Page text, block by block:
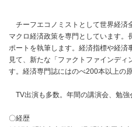
チーフエコノミストとして世界経済
マクロ経済政策を専門としています。
ポートを執筆します。経済指標や経済
見て、新たな「ファクトファインディ
す。経済専門誌にはのべ200本以上の
TV出演も多数。年間の講演会、勉強
〇経歴